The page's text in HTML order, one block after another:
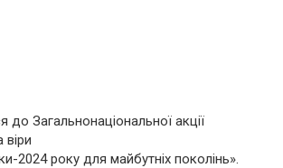
до Загальнонаціональної акції
віри
2024 року для майбутніх поколінь».